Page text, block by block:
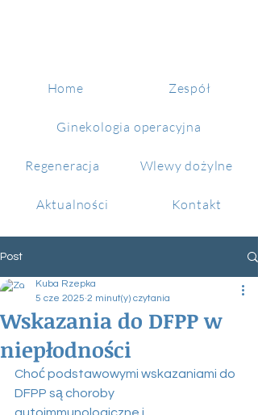
Home Zespół
Ginekologia operacyjna
Regeneracja Wlewy dożylne
Aktualności Kontakt
Post
Wskazania do DFPP w
niepłodności
Kuba Rzepka
5 cze 2025 2 minut(y) czytania
Choć podstawowymi wskazaniami do
DFPP są choroby